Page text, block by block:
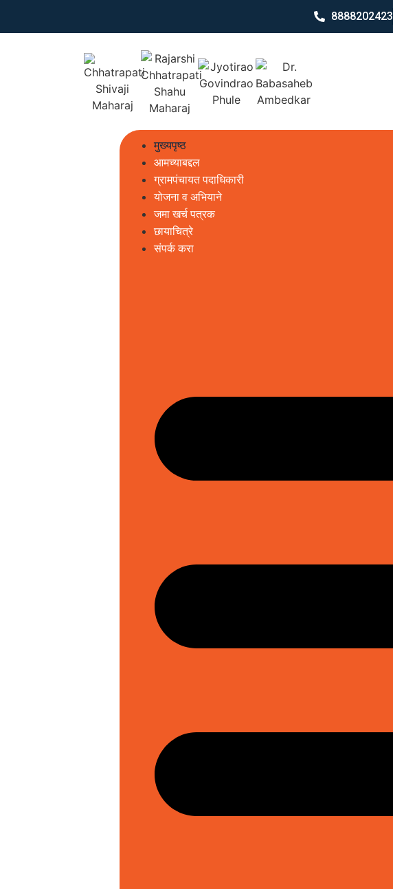
8888202423
मुख्यपृष्ठ
आमच्याबद्दल
ग्रामपंचायत पदाधिकारी
योजना व अभियाने
जमा खर्च पत्रक
छायाचित्रे
संपर्क करा